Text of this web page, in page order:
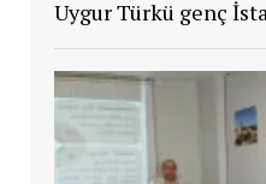
Uygur Türkü genç